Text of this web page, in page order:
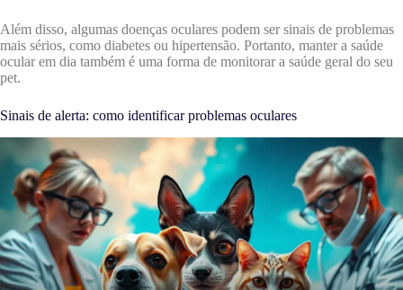
Além disso, algumas doenças oculares podem ser sinais de problemas
mais sérios, como diabetes ou hipertensão. Portanto, manter a saúde
ocular em dia também é uma forma de monitorar a saúde geral do seu
pet.
Sinais de alerta: como identificar problemas oculares